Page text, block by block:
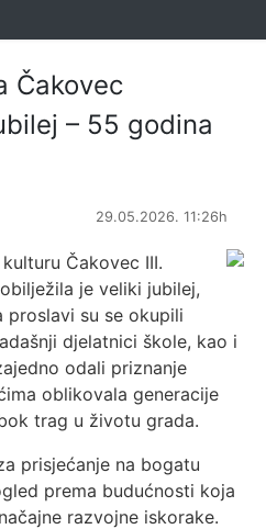
Čakovec
– 55 godina
29.05.2026. 11:26h
Čakovec III.
je veliki jubilej,
proslavi su se okupili
djelatnici škole, kao i
odali priznanje
oblikovala generacije
trag u životu grada.
prisjećanje na bogatu
prema budućnosti koja
razvojne iskorake.